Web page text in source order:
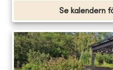
Se kalendern